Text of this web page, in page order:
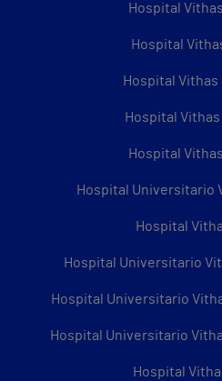
Hospital
Hospital
Hospital Vithas
Hospital
Hospital
Hospital Universitario
Hospital
Hospital Universitario
Hospital Universitario
Hospital Universitario
Hospital